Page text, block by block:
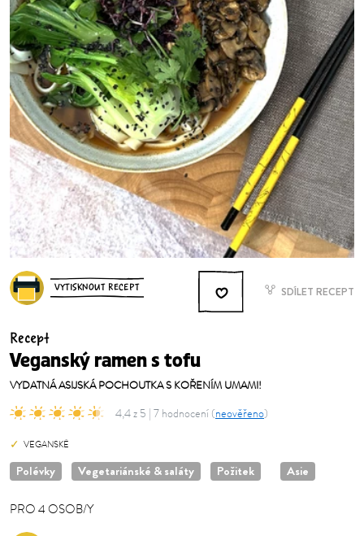
VYTISKNOUT RECEPT SDÍLET RECEPT
Recept
Veganský ramen s tofu
VYDATNÁ ASIJSKÁ POCHOUTKA S KOŘENÍM UMAMI!
4,4 z 5 | 7 hodnocení (neověřeno)
VEGANSKÉ
Polévky Vegetariánské & saláty Požitek Asie
PRO4OSOB/Y
OSOB/Y